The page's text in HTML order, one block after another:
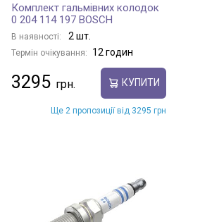
Комплект гальмівних колодок
0 204 114 197 BOSCH
В наявності: 2 шт.
Термін очікування: 12 годин
3295 КУПИТИ
Ще 2 пропозиції від 3295 грн